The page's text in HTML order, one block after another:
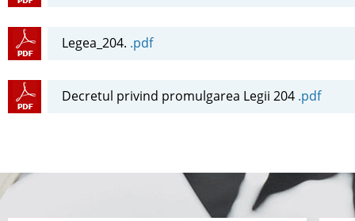
Legea_204. .pdf
Decretul privind promulgarea Legii 204 .pdf